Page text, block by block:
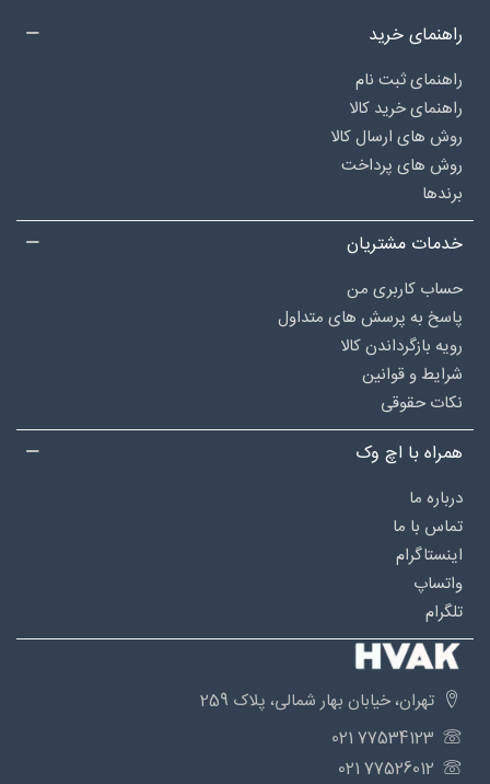
راهنمای خرید
راهنمای ثبت نام
راهنمای خرید کالا
روش های ارسال کالا
روش های پرداخت
برندها
خدمات مشتریان
حساب کاربری من
پاسخ به پرسش های متداول
رویه بازگرداندن کالا
شرایط و قوانین
نکات حقوقی
همراه با اچ وک
درباره‌ ما
تماس با ما
اینستاگرام
واتساپ
تلگرام
تهران، خیابان بهار شمالی، پلاک 259
77534123 021
77526012 021